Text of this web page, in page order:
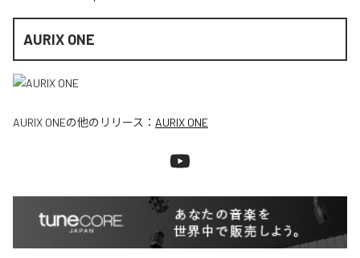
AURIX ONE
AURIX ONEの他のリリース： AURIX ONE